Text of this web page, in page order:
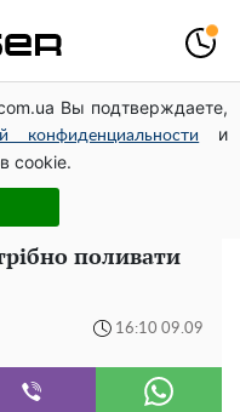
Вы подтверждаете,
конфиденциальности
и
cookie.
російського удару
змусила відвисати
початком
поливати
16:10 09.09